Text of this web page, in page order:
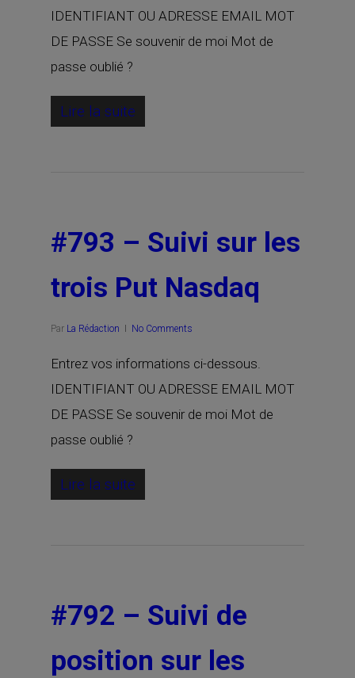
IDENTIFIANT OU ADRESSE EMAIL MOT
DE PASSE Se souvenir de moi Mot de
passe oublié ?
Lire la suite
#793 – Suivi sur les
trois Put Nasdaq
Par La Rédaction No Comments
Entrez vos informations ci-dessous.
IDENTIFIANT OU ADRESSE EMAIL MOT
DE PASSE Se souvenir de moi Mot de
passe oublié ?
Lire la suite
#792 – Suivi de
position sur les